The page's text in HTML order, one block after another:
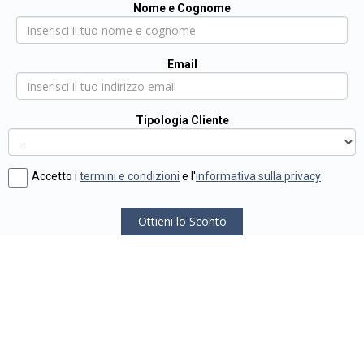
Nome e Cognome
Email
Tipologia Cliente
Accetto i termini e condizioni e l'informativa sulla privacy
Ottieni lo Sconto